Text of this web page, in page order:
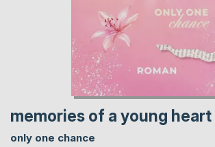
memories of a young heart
only one chance